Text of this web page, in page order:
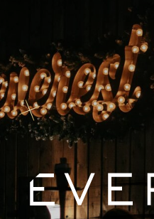
МЕНЮ
ЗАБРОНИРОВАТЬ
ЛОКАЦИЯ
LOCATION